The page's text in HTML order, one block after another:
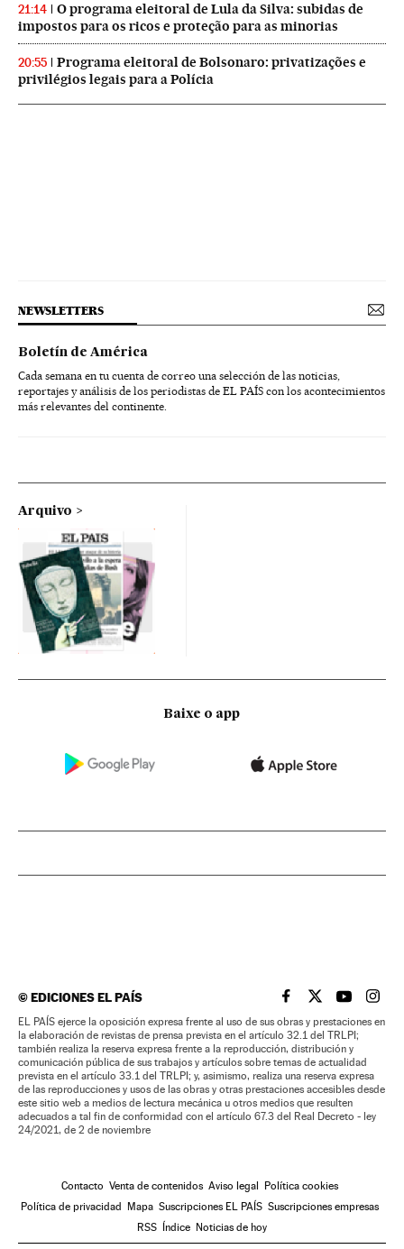
21:14
O programa eleitoral de Lula da Silva: subidas de
impostos para os ricos e proteção para as minorias
20:55
Programa eleitoral de Bolsonaro: privatizações e
privilégios legais para a Polícia
NEWSLETTERS
Boletín de América
Cada semana en tu cuenta de correo una selección de las noticias,
reportajes y análisis de los periodistas de EL PAÍS con los acontecimientos
más relevantes del continente.
Arquivo
Baixe o app
©EDICIONES EL PAÍS EL PAÍS BRASIL EN
EL PAÍSEL PAÍS
EL
EL PAÍS ejerce la oposición expresa frente al uso de sus obras y prestaciones en
la elaboración de revistas de prensa prevista en el artículo 32.1 del TRLPI;
también realiza la reserva expresa frente a la reproducción, distribución y
comunicación pública de sus trabajos y artículos sobre temas de actualidad
prevista en el artículo 33.1 del TRLPI; y, asimismo, realiza una reserva expresa
de las reproducciones y usos de las obras y otras prestaciones accesibles desde
este sitio web a medios de lectura mecánica u otros medios que resulten
adecuados a tal fin de conformidad con el artículo 67.3 del Real Decreto - ley
24/2021, de 2 de noviembre
Contacto Venta de contenidos Aviso legal Política cookies
Política de privacidad Mapa Suscripciones EL PAÍS Suscripciones empresas
RSS Índice Noticias de hoy